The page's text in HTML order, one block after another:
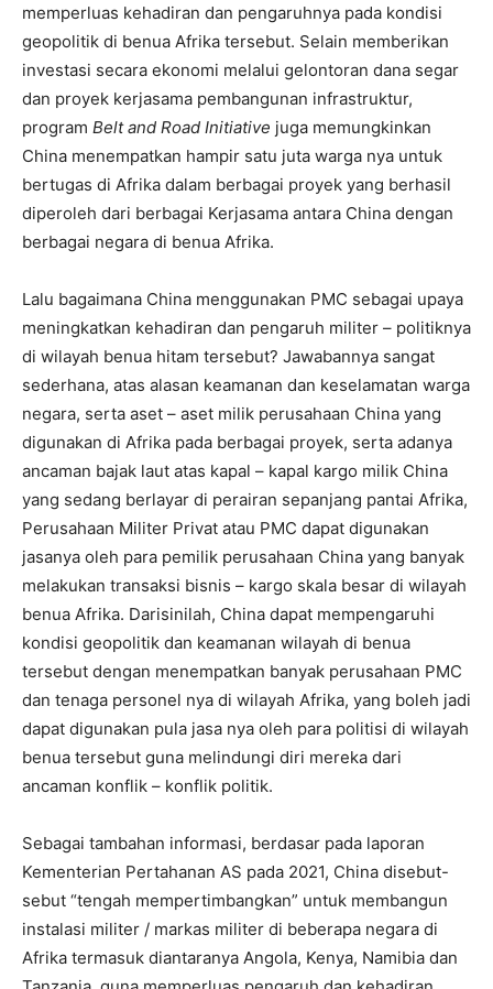
memperluas kehadiran dan pengaruhnya pada kondisi
geopolitik di benua Afrika tersebut. Selain memberikan
investasi secara ekonomi melalui gelontoran dana segar
dan proyek kerjasama pembangunan infrastruktur,
program Belt and Road Initiative juga memungkinkan
China menempatkan hampir satu juta warga nya untuk
bertugas di Afrika dalam berbagai proyek yang berhasil
diperoleh dari berbagai Kerjasama antara China dengan
berbagai negara di benua Afrika.
Lalu bagaimana China menggunakan PMC sebagai upaya
meningkatkan kehadiran dan pengaruh militer – politiknya
di wilayah benua hitam tersebut? Jawabannya sangat
sederhana, atas alasan keamanan dan keselamatan warga
negara, serta aset – aset milik perusahaan China yang
digunakan di Afrika pada berbagai proyek, serta adanya
ancaman bajak laut atas kapal – kapal kargo milik China
yang sedang berlayar di perairan sepanjang pantai Afrika,
Perusahaan Militer Privat atau PMC dapat digunakan
jasanya oleh para pemilik perusahaan China yang banyak
melakukan transaksi bisnis – kargo skala besar di wilayah
benua Afrika. Darisinilah, China dapat mempengaruhi
kondisi geopolitik dan keamanan wilayah di benua
tersebut dengan menempatkan banyak perusahaan PMC
dan tenaga personel nya di wilayah Afrika, yang boleh jadi
dapat digunakan pula jasa nya oleh para politisi di wilayah
benua tersebut guna melindungi diri mereka dari
ancaman konflik – konflik politik.
Sebagai tambahan informasi, berdasar pada laporan
Kementerian Pertahanan AS pada 2021, China disebut-
sebut “tengah mempertimbangkan” untuk membangun
instalasi militer / markas militer di beberapa negara di
Afrika termasuk diantaranya Angola, Kenya, Namibia dan